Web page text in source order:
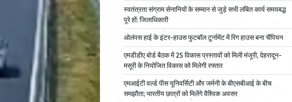
स्वतंत्रता संग्राम सेनानियों के सम्मान से जुड़े सभी लंबित कार्य समयबद्ध
पूरे हों: जिलाधिकारी
ओलंपस हाई के इंटर-हाउस फुटबॉल टूर्नामेंट में रिग हाउस बना चैंपियन
एमडीडीए बोर्ड बैठक में 25 विकास प्रस्तावों को मिली मंजूरी, देहरादून-
मसूरी के नियोजित विकास को मिलेगी रफ्तार
एमआईटी वर्ल्ड पीस यूनिवर्सिटी और जर्मनी के बीएसबीआई के बीच
समझौता; भारतीय छात्रों को मिलेंगे वैश्विक अवसर